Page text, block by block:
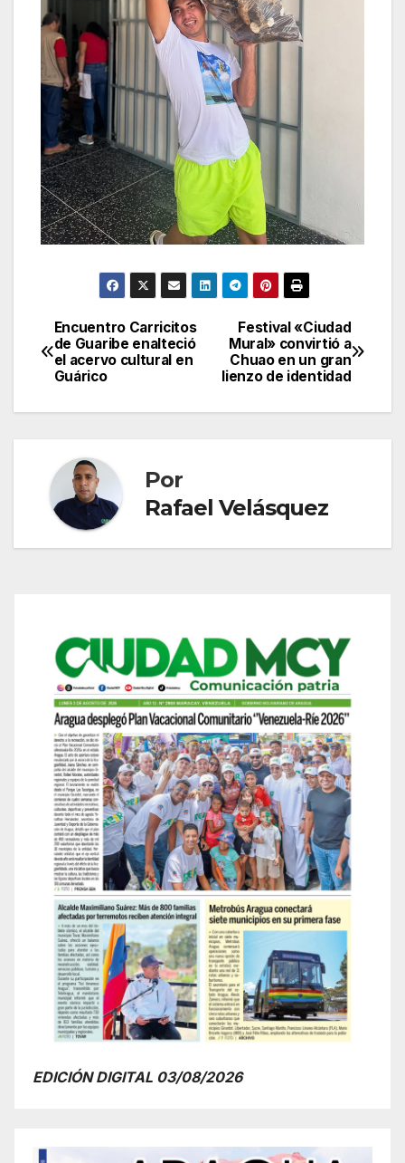
Navegación
de
entradas
Festival «Ciudad
Mural» convirtió a
Chuao en un gran
lienzo de identidad
Encuentro Carricitos
de Guaribe enalteció
el acervo cultural en
Guárico
Por
Rafael Velásquez
EDICIÓN DIGITAL 03/08/2026